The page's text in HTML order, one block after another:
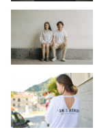
キーワード別
彼の気持ち
今週の運勢
相性 復縁